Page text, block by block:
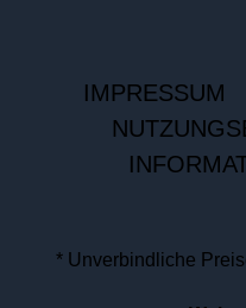
IMPRESSUM
* Unverbindliche